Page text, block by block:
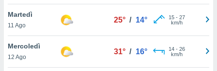
la
nella
Martedì
11 Ago
25° / 14° 15- 27
km/h
Mercoledì
12 Ago
31° / 16° 14- 26
km/h